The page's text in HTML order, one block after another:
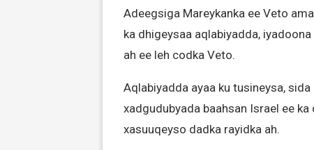
Adeegsiga Mareykanka ee Veto
ka dhigeysaa aqlabiyadda,
ah ee leh codka Veto.
Aqlabiyadda ayaa ku tusineysa,
xadgudubyada baahsan Israel ee
xasuuqeyso dadka rayidka ah.